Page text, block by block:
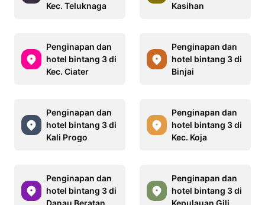
Kec. Teluknaga
Kasihan
Penginapan dan
hotel bintang 3 di
Kec. Ciater
Penginapan dan
hotel bintang 3 di
Binjai
Penginapan dan
hotel bintang 3 di
Kali Progo
Penginapan dan
hotel bintang 3 di
Kec. Koja
Penginapan dan
hotel bintang 3 di
Penginapan dan
hotel bintang 3 di